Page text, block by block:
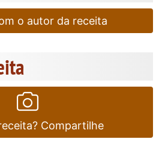
o autor da receita
Compartilhe